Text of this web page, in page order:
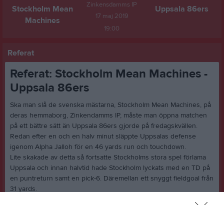
Stockholm Mean
Machines
Zinkensdamms IP
17 maj 2019
19:00
Uppsala 86ers
Referat
Referat: Stockholm Mean Machines -
Uppsala 86ers
Ska man slå de svenska mästarna, Stockholm Mean Machines, på
deras hemmaborg, Zinkendamms IP, måste man öppna matchen
på ett bättre sätt än Uppsala 86ers gjorde på fredagskvällen.
Redan efter en och en halv minut släppte Uppsalas defense
igenom Alpha Jalloh för en 46 yards run och touchdown.
Lite skakade av detta så fortsatte Stockholms stora spel förlama
Uppsala och innan halvtid hade Stockholm lyckats med en TD på
en puntreturn samt en pick-6. Däremellan ett snyggt fieldgoal från
31 yards.